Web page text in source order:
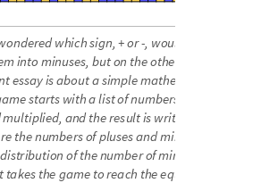
ondered whichsign, +or-, woul
minto minuses, buton theothe
tessayisaboutasimplemathe
amestarts withalistofnumbers
multiplied, andtheresultis writ
re thenumbersofplusesandmin
distribution of thenumberofmin
takes the game toreach theequ